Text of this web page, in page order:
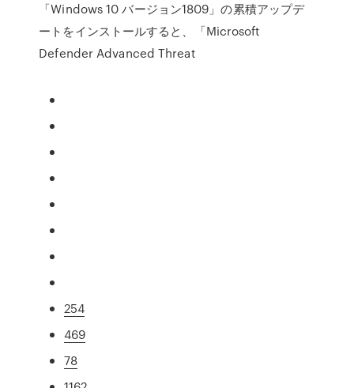
「Windows 10 バージョン1809」の累積アップデ
ートをインストールすると、「Microsoft
Defender Advanced Threat
254
469
78